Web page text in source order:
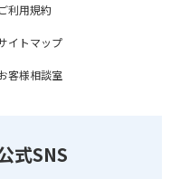
ご利用規約
イトマップ
客様相談室
式SNS